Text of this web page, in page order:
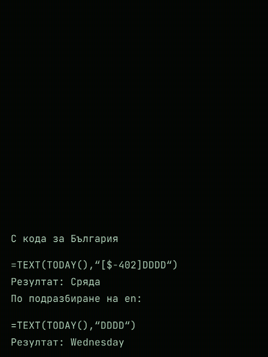
С кода за България
=TEXT(TODAY(),“[$-402]DDDD“)
Резултат: Сряда
По подразбиране на en:
=TEXT(TODAY(),“DDDD“)
Резултат: Wednesday